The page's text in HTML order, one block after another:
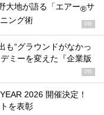
大地が語る「エアー®サ
ング術 PR
も“グラウンドがなかっ
ミーを変えた『企業版
PR
2026 開催決定！
を表彰